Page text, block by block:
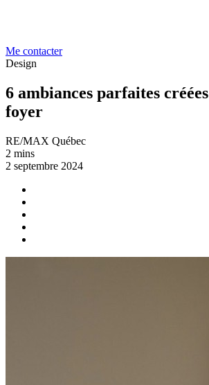
Me contacter
Design
6 ambiances parfaites
foyer
RE/MAX Québec
2 mins
2 septembre 2024